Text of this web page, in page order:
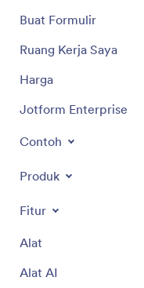
Buat Formulir
Ruang Kerja Saya
Harga
Jotform Enterprise
Contoh
Produk
Fitur
Alat
Alat AI